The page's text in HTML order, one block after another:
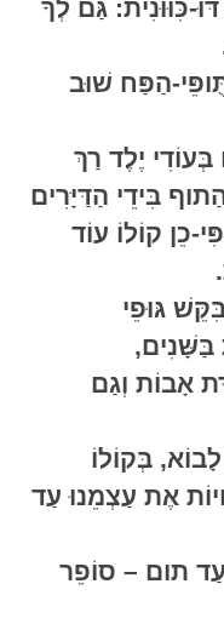
כִּוּוּנִית: גַּם לְךָ
הַפַּח שׁוּב
יֶלֶד רַךְ
בִּידֵי הַדַּיָּרִים
כֵן קוֹלוֹ עוֹד
גּוּפֵי
בַּשָּׁנִים,
אָבוֹת וְגַם
בְּקוֹלוֹ
אֶת עַצְמֵנוּ עַד
תום – סוֹפֵר